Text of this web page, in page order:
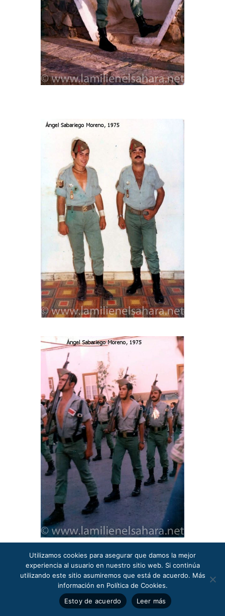
Utilizamos cookies para asegurar que damos la mejor
experiencia al usuario en nuestro sitio web. Si continúa
utilizando este sitio asumiremos que está de acuerdo. Más
información en Política de Cookies.
Estoy de acuerdo
Leer más